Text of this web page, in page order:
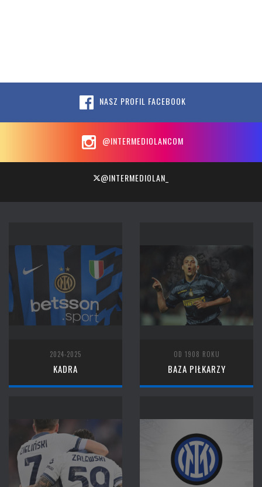
NASZ PROFIL FACEBOOK
@INTERMEDIOLANCOM
@INTERMEDIOLAN_
2024-2025
KADRA
OD 1908 ROKU
BAZA PIŁKARZY